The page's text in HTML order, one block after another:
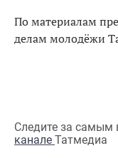
По материалам
делам молодёжи
Следите за
канале Татмедиа